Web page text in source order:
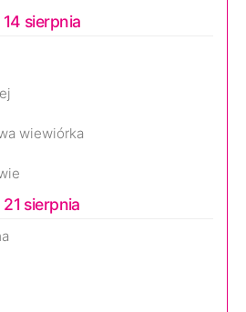
14 sierpnia
wiewiórka
21 sierpnia